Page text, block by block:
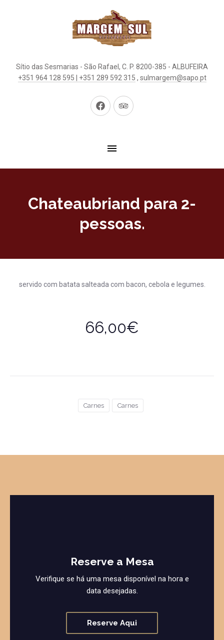
Sítio das Sesmarias - São Rafael, C. P. 8200-385 - ALBUFEIRA
+351 964 128 595 | +351 289 592 315 , sulmargem@sapo.pt
New
New
Chateaubriand para 2-
pessoas.
servido com batata salteada com bacon, cebola e legumes.
66,00€
Carnes Carnes
Reserve a Mesa
Verifique se há uma mesa disponível na hora e
data desejadas.
Reserve Aqui